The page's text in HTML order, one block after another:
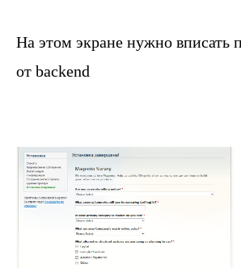
На этом экране нужно вписать
от backend